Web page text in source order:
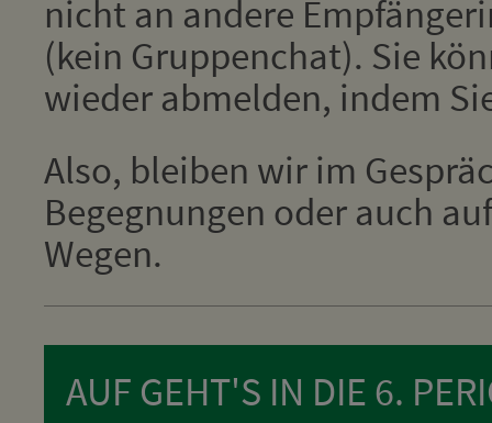
nicht an andere
(kein Gruppenchat). Sie
wieder abmelden, indem
Also, bleiben wir im
Begegnungen oder auch
Wegen.
AUF GEHT'S IN DIE 6.